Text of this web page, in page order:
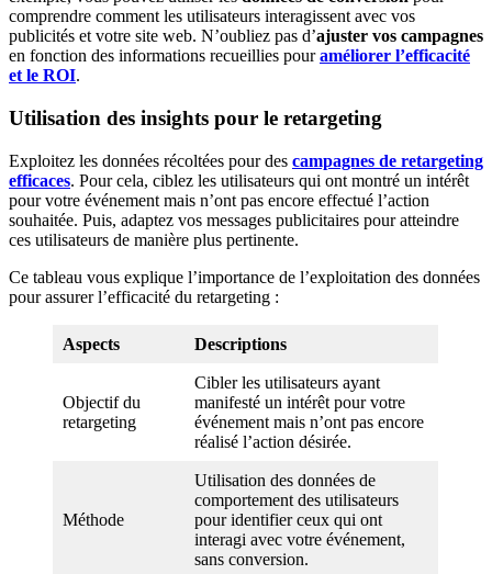
comprendre comment les utilisateurs interagissent avec vos
publicités et votre site web. N’oubliez pas d’ajuster vos campagnes
en fonction des informations recueillies pouraméliorer l’efficacité
et le ROI.
Utilisation des insights pour le retargeting
Exploitez les données récoltées pour des campagnes de retargeting
efficaces. Pour cela, ciblez les utilisateurs qui ont montré un intérêt
pour votre événement mais n’ont pas encore effectué l’action
souhaitée. Puis, adaptez vos messages publicitaires pour atteindre
ces utilisateurs de manière plus pertinente.
Ce tableau vous explique l’importance de l’exploitation des données
pour assurer l’efficacité du retargeting :
Aspects Descriptions
Objectif du
retargeting
Cibler les utilisateurs ayant
manifesté un intérêt pour votre
événement mais n’ont pas encore
réalisé l’action désirée.
Méthode
Utilisation des données de
comportement des utilisateurs
pour identifier ceux qui ont
interagi avec votre événement,
sans conversion.